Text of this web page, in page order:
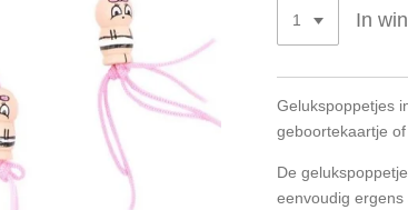
In
Gelukspoppetjes
geboortekaartje
De
eenvoudig ergens